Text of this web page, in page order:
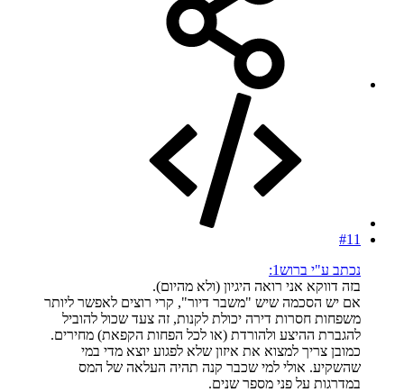
#11
נכתב ע"י ברוש1:
בזה דווקא אני רואה היגיון (ולא מהיום).
אם יש הסכמה שיש "משבר דיור", קרי רוצים לאפשר ליותר
משפחות חסרות דירה יכולת לקנות, זה צעד שכול להוביל
להגברת ההיצע ולהורדת (או לכל הפחות הקפאת) מחירים.
כמובן צריך למצוא את איזון שלא לפגוע יוצא מדי במי
שהשקיע. אולי למי שכבר קנה תהיה העלאה של המס
במדרגות על פני מספר שנים.